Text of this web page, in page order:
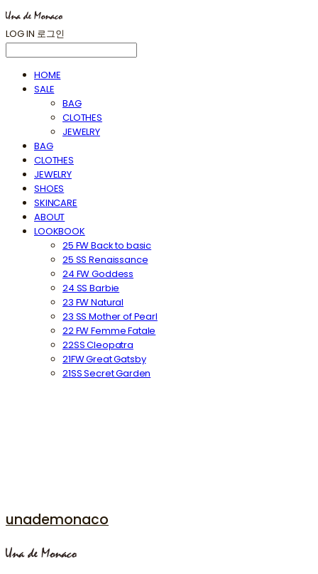
LOG IN 로그인
HOME
SALE
BAG
CLOTHES
JEWELRY
BAG
CLOTHES
JEWELRY
SHOES
SKINCARE
ABOUT
LOOKBOOK
25 FW Back to basic
25 SS Renaissance
24 FW Goddess
24 SS Barbie
23 FW Natural
23 SS Mother of Pearl
22 FW Femme Fatale
22SS Cleopatra
21FW Great Gatsby
21SS Secret Garden
unademonaco